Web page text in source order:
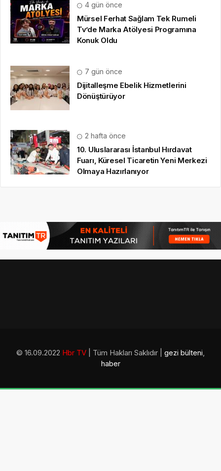
4 gün önce
Mürsel Ferhat Sağlam Tek Rumeli
Tv’de Marka Atölyesi Programına
Konuk Oldu
7 gün önce
Dijitalleşme Ebelik Hizmetlerini
Dönüştürüyor
2 hafta önce
10. Uluslararası İstanbul Hırdavat
Fuarı, Küresel Ticaretin Yeni Merkezi
Olmaya Hazırlanıyor
© 16.09.2022 Hbr TV | Tüm Hakları Saklıdır | gezi bülteni,
haber